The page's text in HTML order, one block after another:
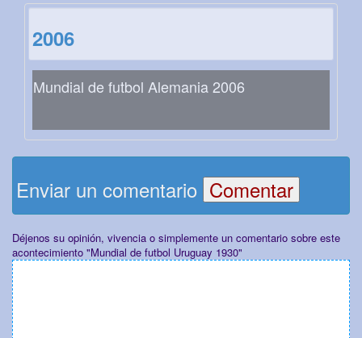
2006
Mundial de futbol Alemania 2006
Enviar un comentario
Déjenos su opinión, vivencia o simplemente un comentario sobre este
acontecimiento "Mundial de futbol Uruguay 1930"